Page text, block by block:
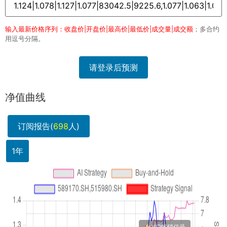
输入最新价格序列：收盘价|开盘价|最高价|最低价|成交量|成交额 ；多合约
用逗号分隔。
请登录后预测
净值曲线
订阅报告(698人)
1年